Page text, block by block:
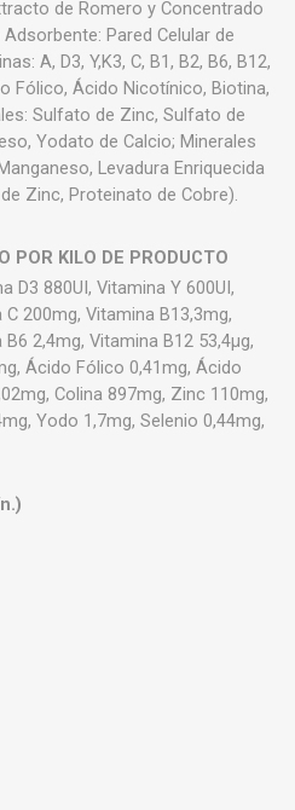
de Romero y Concentrado
Pared Celular de
A, D3, Y,K3, C, B1, B2, B6, B12,
Fólico, Ácido Nicotínico, Biotina,
Sulfato de Zinc, Sulfato de
Yodato de Calcio; Minerales
Levadura Enriquecida
Zinc, Proteinato de Cobre).
POR KILO DE PRODUCTO
D3 880UI, Vitamina Y 600UI,
200mg, Vitamina B13,3mg,
2,4mg, Vitamina B12 53,4μg,
Ácido Fólico 0,41mg, Ácido
Colina 897mg, Zinc 110mg,
Yodo 1,7mg, Selenio 0,44mg,